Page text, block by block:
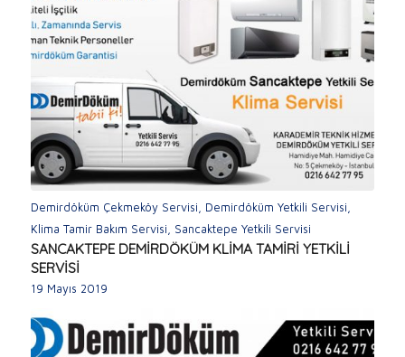
Demirdöküm Çekmeköy Servisi Demirdöküm Yetkili Servisi
Klima Tamir Bakım Servisi
Sancaktepe Yetkili Servisi
SANCAKTEPE DEMİRDÖKÜM KLİMA TAMİRİ YETKİLİ
SERVİSİ
19 Mayıs 2019